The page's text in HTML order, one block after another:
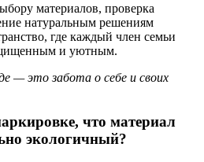
материалов, проверка
натуральным решениям
где каждый член семьи
и уютным.
— это забота о себе и своих
что материал
экологичный?